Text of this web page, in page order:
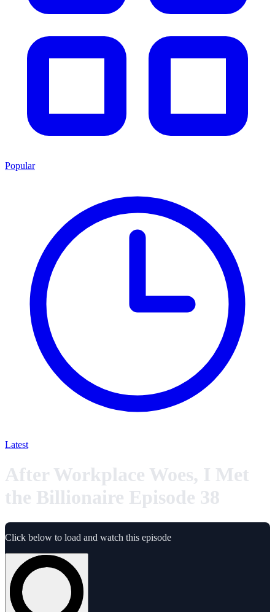
Popular
Latest
After Workplace Woes, I Met
the Billionaire Episode 38
Click below to load and watch this episode